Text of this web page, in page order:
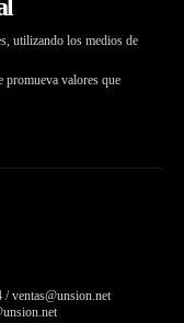
utilizando los medios de
promueva valores que
ventas@unsion.net